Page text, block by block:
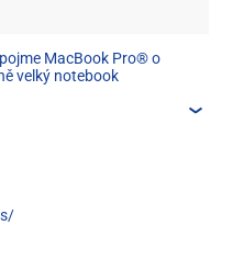
MacBook Pro® o
velký notebook